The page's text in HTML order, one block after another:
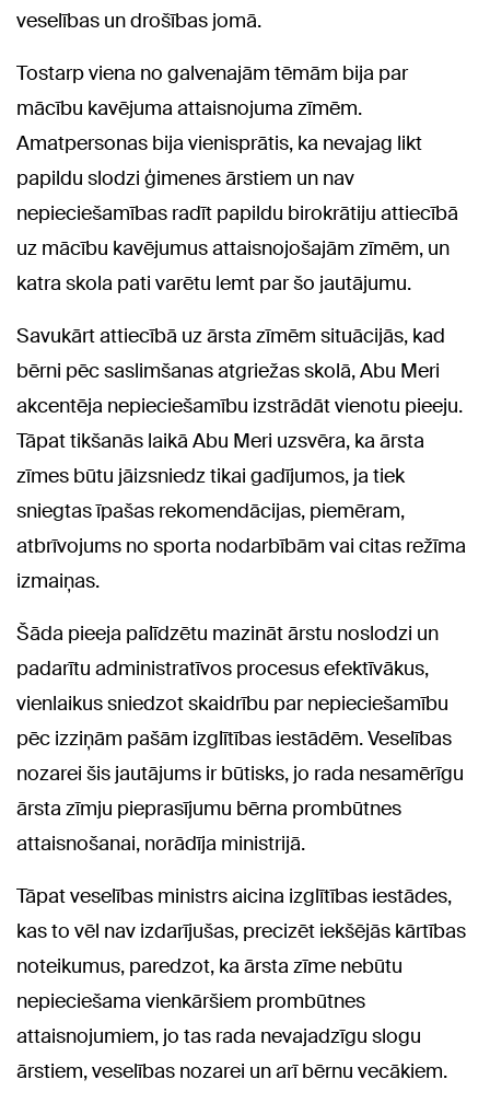
veselības un drošības jomā.
Tostarp viena no galvenajām tēmām bija par
mācību kavējuma attaisnojuma zīmēm.
Amatpersonas bija vienisprātis, ka nevajag likt
papildu slodzi ģimenes ārstiem un nav
nepieciešamības radīt papildu birokrātiju attiecībā
uz mācību kavējumus attaisnojošajām zīmēm, un
katra skola pati varētu lemt par šo jautājumu.
Savukārt attiecībā uz ārsta zīmēm situācijās, kad
bērni pēc saslimšanas atgriežas skolā, Abu Meri
akcentēja nepieciešamību izstrādāt vienotu pieeju.
Tāpat tikšanās laikā Abu Meri uzsvēra, ka ārsta
zīmes būtu jāizsniedz tikai gadījumos, ja tiek
sniegtas īpašas rekomendācijas, piemēram,
atbrīvojums no sporta nodarbībām vai citas režīma
izmaiņas.
Šāda pieeja palīdzētu mazināt ārstu noslodzi un
padarītu administratīvos procesus efektīvākus,
vienlaikus sniedzot skaidrību par nepieciešamību
pēc izziņām pašām izglītības iestādēm. Veselības
nozarei šis jautājums ir būtisks, jo rada nesamērīgu
ārsta zīmju pieprasījumu bērna prombūtnes
attaisnošanai, norādīja ministrijā.
Tāpat veselības ministrs aicina izglītības iestādes,
kas to vēl nav izdarījušas, precizēt iekšējās kārtības
noteikumus, paredzot, ka ārsta zīme nebūtu
nepieciešama vienkāršiem prombūtnes
attaisnojumiem, jo tas rada nevajadzīgu slogu
ārstiem, veselības nozarei un arī bērnu vecākiem.